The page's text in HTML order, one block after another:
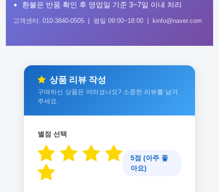
환불은 반품 확인 후 영업일 기준 3~7일 이내 처리
고객센터: 010-3840-0505 | 평일 09:00~18:00 | kinfo@naver.com
상품 리뷰 작성
구매하신 상품은 어떠셨나요? 소중한 리뷰를 남겨
주세요.
별점 선택
5점 (아주 좋
아요)